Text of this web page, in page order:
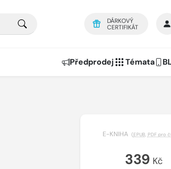
DÁRKOVÝ
CERTIFIKÁT
Předprodej Témata
E-KNIHA (EPUB, PDF pro
339 Kč